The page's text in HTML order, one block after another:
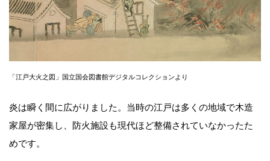
「江戸大火之図」国立国会図書館デジタルコレクションより
炎は瞬く間に広がりました。当時の江戸は多くの地域で木造
家屋が密集し、防火施設も現代ほど整備されていなかったた
めです。